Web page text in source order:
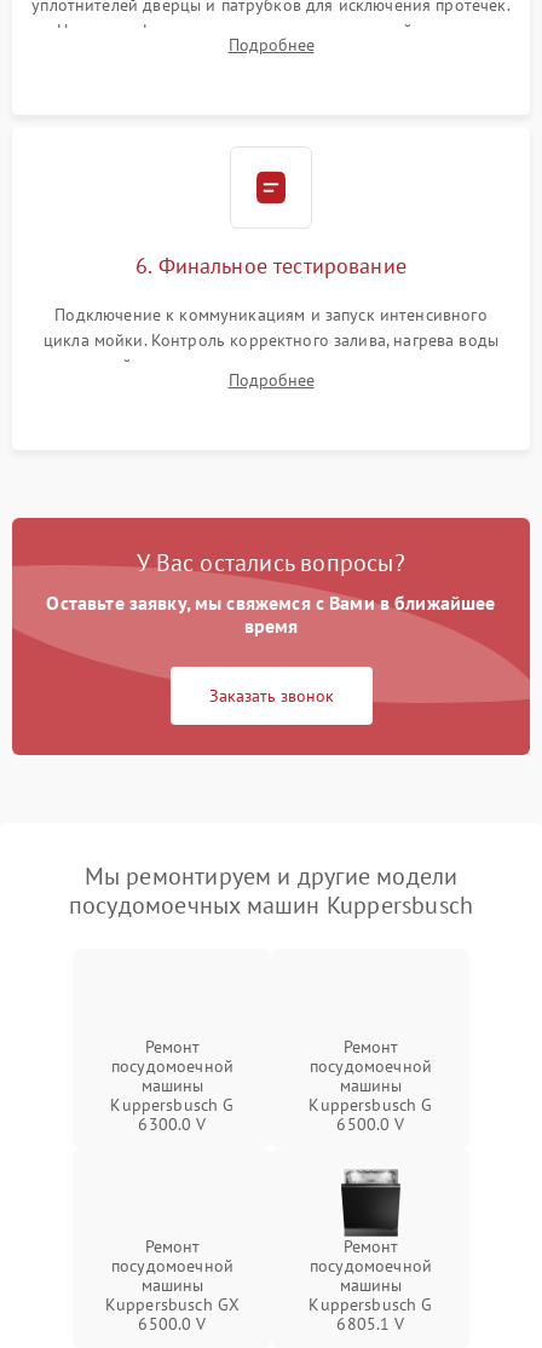
уплотнителей дверцы и патрубков для исключения протечек.
Надежная фиксация хомутов гидравлической системы,
сборка корпуса и установка датчика поплавка.
Подробнее
6. Финальное тестирование
Подключение к коммуникациям и запуск интенсивного
цикла мойки. Контроль корректного залива, нагрева воды
до нужной температуры, отсутствия посторонних шумов,
штатного слива и абсолютной сухости в поддоне.
Подробнее
У Вас остались вопросы?
Оставьте заявку, мы свяжемся с Вами в ближайшее
время
Заказать звонок
Мы ремонтируем и другие модели
посудомоечных машин Kuppersbusch
Ремонт
посудомоечной
машины
Kuppersbusch G
6300.0 V
Ремонт
посудомоечной
машины
Kuppersbusch G
6500.0 V
Ремонт
посудомоечной
машины
Kuppersbusch GX
6500.0 V
Ремонт
посудомоечной
машины
Kuppersbusch G
6805.1 V